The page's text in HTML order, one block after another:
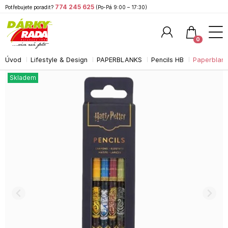
Úvod Lifestyle & Design PAPERBLANKS Pencils HB
Skladem
Potřebujete poradit? 774 245 625 (Po-Pá 9:00 – 17:30)
0
Hledat